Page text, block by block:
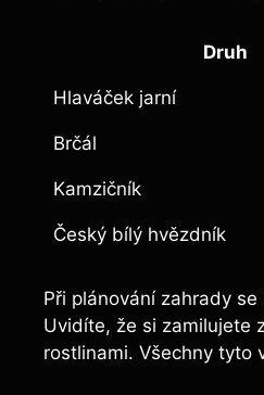
Druh
Hlaváček jarní
Brčál
Kamzičník
Český bílý hvězdník
Při plánování zahrady
Uvidíte, že si zamilujete
rostlinami. Všechny tyto